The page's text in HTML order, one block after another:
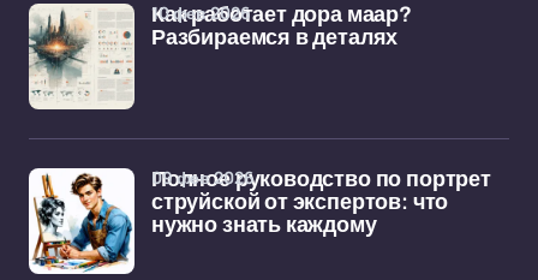
Как работает дора маар?
Разбираемся в деталях
10 фев 2026
Полное руководство по портрет
струйской от экспертов: что
нужно знать каждому
09 фев 2026